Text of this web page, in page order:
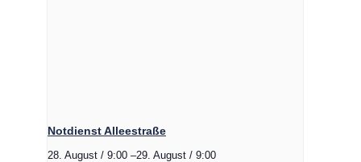
Notdienst Alleestraße
28. August / 9:00 –29. August / 9:00